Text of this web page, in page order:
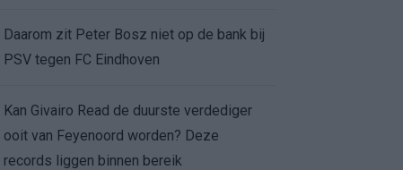
Daarom zit Peter Bosz niet op de bank bij
PSV tegen FC Eindhoven
Kan Givairo Read de duurste verdediger
ooit van Feyenoord worden? Deze
records liggen binnen bereik